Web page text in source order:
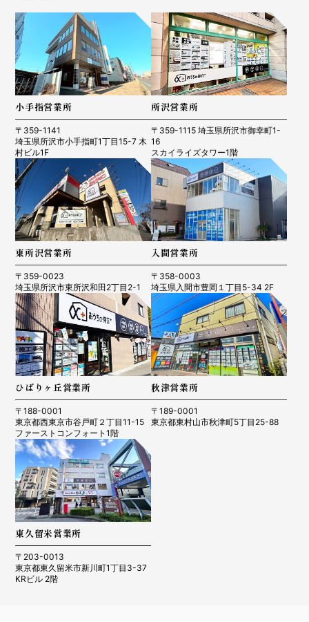
小手指営業所
〒359-1141
埼玉県所沢市小手指町1丁目15-7 木
村ビル1F
所沢営業所
〒359-1115 埼玉県所沢市御幸町1-
16
スカイライズタワー1階
東所沢営業所
〒359-0023
埼玉県所沢市東所沢和田2丁目2-1
入間営業所
〒358-0003
埼玉県入間市豊岡１丁目5-34 2F
ひばりヶ丘営業所
〒188-0001
東京都西東京市谷戸町２丁目11-15
ファーストコンフォート1階
秋津営業所
〒189-0001
東京都東村山市秋津町5丁目25-88
東久留米営業所
〒203-0013
東京都東久留米市新川町1丁目3-37
KRビル 2階